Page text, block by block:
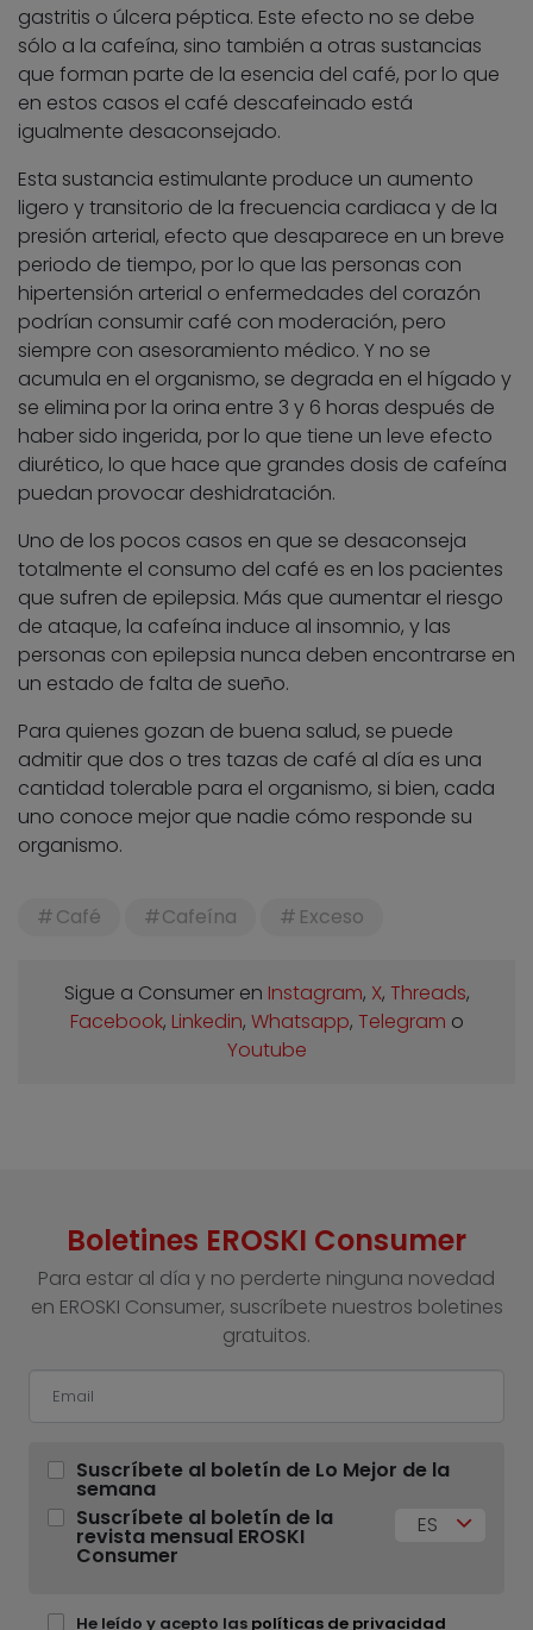
gastritis o úlcera péptica. Este efecto no se debe
sólo a la cafeína, sino también a otras sustancias
que forman parte de la esencia del café, por lo que
en estos casos el café descafeinado está
igualmente desaconsejado.
Esta sustancia estimulante produce un aumento
ligero y transitorio de la frecuencia cardiaca y de la
presión arterial, efecto que desaparece en un breve
periodo de tiempo, por lo que las personas con
hipertensión arterial o enfermedades del corazón
podrían consumir café con moderación, pero
siempre con asesoramiento médico. Y no se
acumula en el organismo, se degrada en el hígado y
se elimina por la orina entre 3 y 6 horas después de
haber sido ingerida, por lo que tiene un leve efecto
diurético, lo que hace que grandes dosis de cafeína
puedan provocar deshidratación.
Uno de los pocos casos en que se desaconseja
totalmente el consumo del café es en los pacientes
que sufren de epilepsia. Más que aumentar el riesgo
de ataque, la cafeína induce al insomnio, y las
personas con epilepsia nunca deben encontrarse en
un estado de falta de sueño.
Para quienes gozan de buena salud, se puede
admitir que dos o tres tazas de café al día es una
cantidad tolerable para el organismo, si bien, cada
uno conoce mejor que nadie cómo responde su
organismo.
Café Cafeína Exceso
Sigue a Consumer en Instagram, X, Threads,
Facebook, Linkedin, Whatsapp, Telegram o
Youtube
Boletines EROSKI Consumer
Para estar al día y no perderte ninguna novedad
en EROSKI Consumer, suscríbete nuestros boletines
gratuitos.
Suscríbete al boletín de Lo Mejor de la
semana
Suscríbete al boletín de la
revista mensual EROSKI
Consumer
ES
He leído y acepto las políticas de privacidad